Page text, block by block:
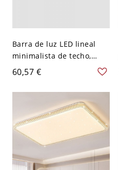
Barra de luz LED lineal
minimalista de techo,
plafón de aluminio negro
para solárium y oficina -
110 A 120 V Luz cálida
60,57 €